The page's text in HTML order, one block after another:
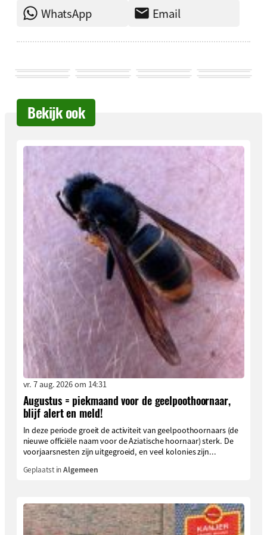
WhatsApp
Email
Bekijk ook
vr. 7 aug. 2026 om 14:31
Augustus = piekmaand voor de geelpoothoornaar,
blijf alert en meld!
In deze periode groeit de activiteit van geelpoothoornaars (de
nieuwe officiële naam voor de Aziatische hoornaar) sterk. De
voorjaarsnesten zijn uitgegroeid, en veel kolonies zijn...
Geplaatst inAlgemeen